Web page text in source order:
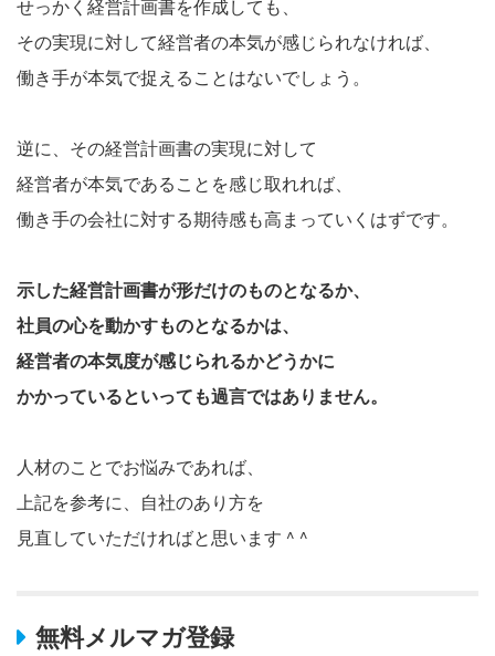
せっかく経営計画書を作成しても、
その実現に対して経営者の本気が感じられなければ、
働き手が本気で捉えることはないでしょう。
逆に、その経営計画書の実現に対して
経営者が本気であることを感じ取れれば、
働き手の会社に対する期待感も高まっていくはずです。
示した経営計画書が形だけのものとなるか、
社員の心を動かすものとなるかは、
経営者の本気度が感じられるかどうかに
かかっているといっても過言ではありません。
人材のことでお悩みであれば、
上記を参考に、自社のあり方を
見直していただければと思います ^ ^
無料メルマガ登録